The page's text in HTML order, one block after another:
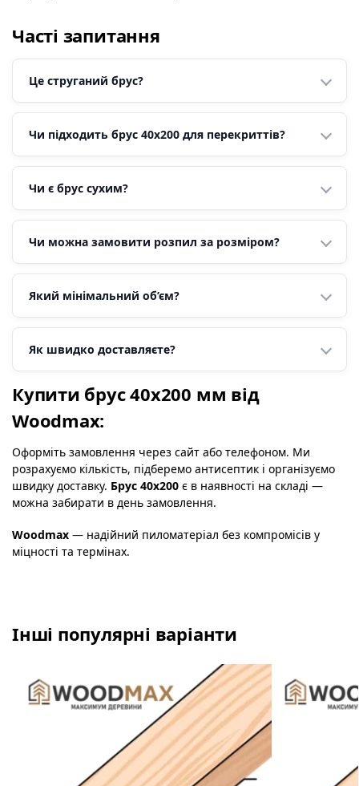
Часті запитання
Це струганий брус?
Чи підходить брус 40х200 для перекриттів?
Чи є брус сухим?
Чи можна замовити розпил за розміром?
Який мінімальний об’єм?
Як швидко доставляєте?
Купити брус 40х200 мм від
Woodmax:
Оформіть замовлення через сайт або телефоном. Ми
розрахуємо кількість, підберемо антисептик і організуємо
швидку доставку. Брус 40х200 є в наявності на складі —
можна забирати в день замовлення.
Woodmax — надійний пиломатеріал без компромісів у
міцності та термінах.
Інші популярні варіанти